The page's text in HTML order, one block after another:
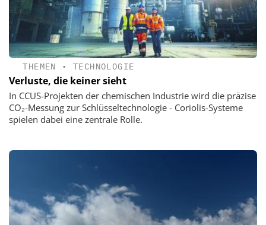
THEMEN •TECHNOLOGIE
Verluste, die keiner sieht
In CCUS-Projekten der chemischen Industrie wird die präzise
CO₂-Messung zur Schlüsseltechnologie - Coriolis-Systeme
spielen dabei eine zentrale Rolle.